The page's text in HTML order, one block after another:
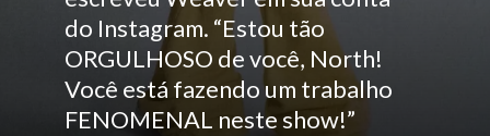
do Instagram. “Estou tão
ORGULHOSO de você, North!
Você está fazendo um trabalho
FENOMENAL neste show!”